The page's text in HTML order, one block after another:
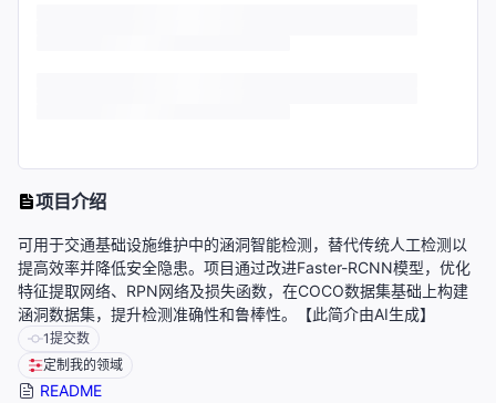
项目介绍
可用于交通基础设施维护中的涵洞智能检测，替代传统人工检测以
提高效率并降低安全隐患。项目通过改进Faster-RCNN模型，优化
特征提取网络、RPN网络及损失函数，在COCO数据集基础上构建
涵洞数据集，提升检测准确性和鲁棒性。【此简介由AI生成】
1提交数
定制我的领域
README